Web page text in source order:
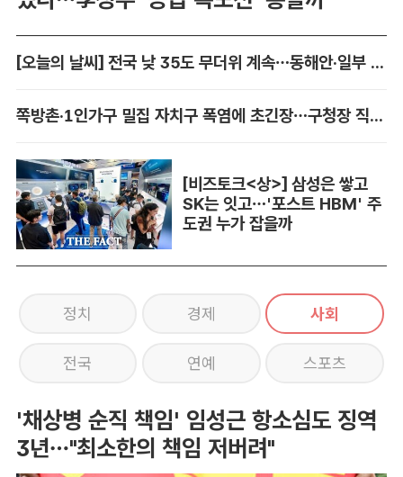
[오늘의 날씨] 전국 낮 35도 무더위 계속…동해안·일부 지역 비
쪽방촌·1인가구 밀집 자치구 폭염에 초긴장…구청장 직접 챙긴다
[비즈토크<상>] 삼성은 쌓고
SK는 잇고…'포스트 HBM' 주
도권 누가 잡을까
정치 경제 사회
전국 연예 스포츠
'채상병 순직 책임' 임성근 항소심도 징역
3년…"최소한의 책임 저버려"